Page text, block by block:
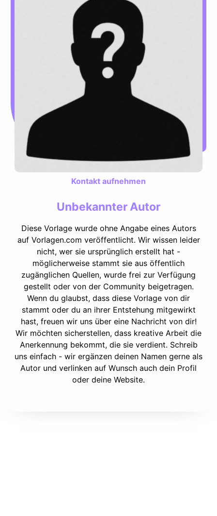
Kontakt aufnehmen
Unbekannter Autor
Diese Vorlage wurde ohne Angabe eines Autors
auf Vorlagen.com veröffentlicht. Wir wissen leider
nicht, wer sie ursprünglich erstellt hat -
möglicherweise stammt sie aus öffentlich
zugänglichen Quellen, wurde frei zur Verfügung
gestellt oder von der Community beigetragen.
Wenn du glaubst, dass diese Vorlage von dir
stammt oder du an ihrer Entstehung mitgewirkt
hast, freuen wir uns über eine Nachricht von dir!
Wir möchten sicherstellen, dass kreative Arbeit die
Anerkennung bekommt, die sie verdient. Schreib
uns einfach - wir ergänzen deinen Namen gerne als
Autor und verlinken auf Wunsch auch dein Profil
oder deine Website.